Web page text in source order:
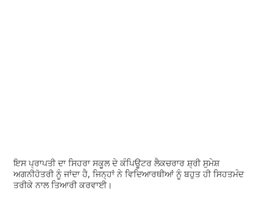
ਇਸ ਪ੍ਰਾਪਤੀ ਦਾ ਸਿਹਰਾ ਸਕੂਲ ਦੇ ਕੰਪਿਊਟਰ ਲੈਕਚਰਾਰ ਸ਼੍ਰੀ ਸੁਮੇਸ਼
ਅਗਨੀਹੋਤਰੀ ਨੂੰ ਜਾਂਦਾ ਹੈ, ਜਿਨ੍ਹਾਂ ਨੇ ਵਿਦਿਆਰਥੀਆਂ ਨੂੰ ਬਹੁਤ ਹੀ ਸਿਹਤਮੰਦ
ਤਰੀਕੇ ਨਾਲ ਤਿਆਰੀ ਕਰਵਾਈ।